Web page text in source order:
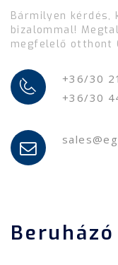
Bármilyen kérdés,
bizalommal!
megfelelő otthont
+36/30
+36/30
Beruházó